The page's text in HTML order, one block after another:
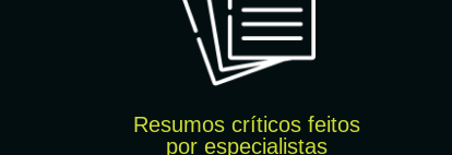
Resumos críticos feitos
porespecialistas